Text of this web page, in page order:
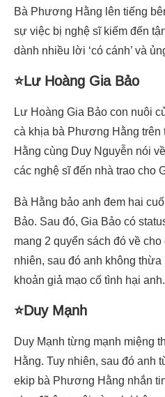
Bà Phương Hằng lên tiếng
sự việc bị nghệ sĩ kiếm đến
dành nhiều lời ‘có cánh’ và
⭐Lư Hoàng Gia Bảo
Lư Hoàng Gia Bảo con nuôi
cà khịa bà Phương Hằng trên
Hằng cùng Duy Nguyễn nói
các nghệ sĩ đến nhà trao cho
Bà Hằng bảo anh đem hai
Bảo. Sau đó, Gia Bảo có
mang 2 quyển sách đó về cho
nhiên, sau đó anh không
khoản giả mạo cố tình hại anh.
⭐Duy Mạnh
Duy Mạnh từng mạnh miệng
Hằng. Tuy nhiên, sau đó anh
ekip bà Phương Hằng nhắn